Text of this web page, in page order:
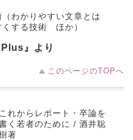
わかりやすい文章とは
くする技術 ほか）
』より
このページのTOPへ
これからレポート・卒論を
く若者のために / 酒井聡
著